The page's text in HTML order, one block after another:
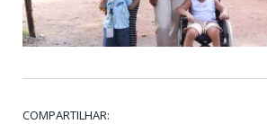
COMPARTILHAR: